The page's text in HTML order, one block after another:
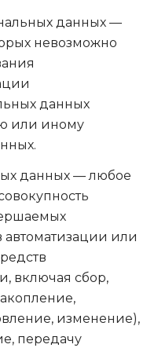
данных —
невозможно
данных
или иному
данных — любое
автоматизации или
включая сбор,
изменение),
передачу